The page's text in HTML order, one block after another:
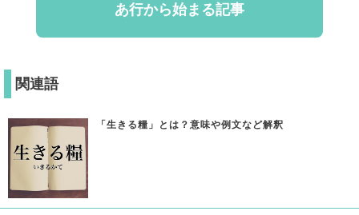
あ行から始まる記事
関連語
「生きる糧」とは？意味や例文など解釈